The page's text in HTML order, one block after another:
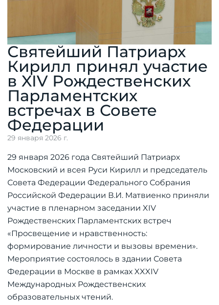
Святейший Патриарх
Кирилл принял участие
в XIV Рождественских
Парламентских
встречах в Совете
Федерации
29 января 2026 г.
29 января 2026 года Святейший Патриарх
Московский и всея Руси Кирилл и председатель
Совета Федерации Федерального Собрания
Российской Федерации В.И. Матвиенко приняли
участие в пленарном заседании XIV
Рождественских Парламентских встреч
«Просвещение и нравственность:
формирование личности и вызовы времени».
Мероприятие состоялось в здании Совета
Федерации в Москве в рамках XXXIV
Международных Рождественских
образовательных чтений.